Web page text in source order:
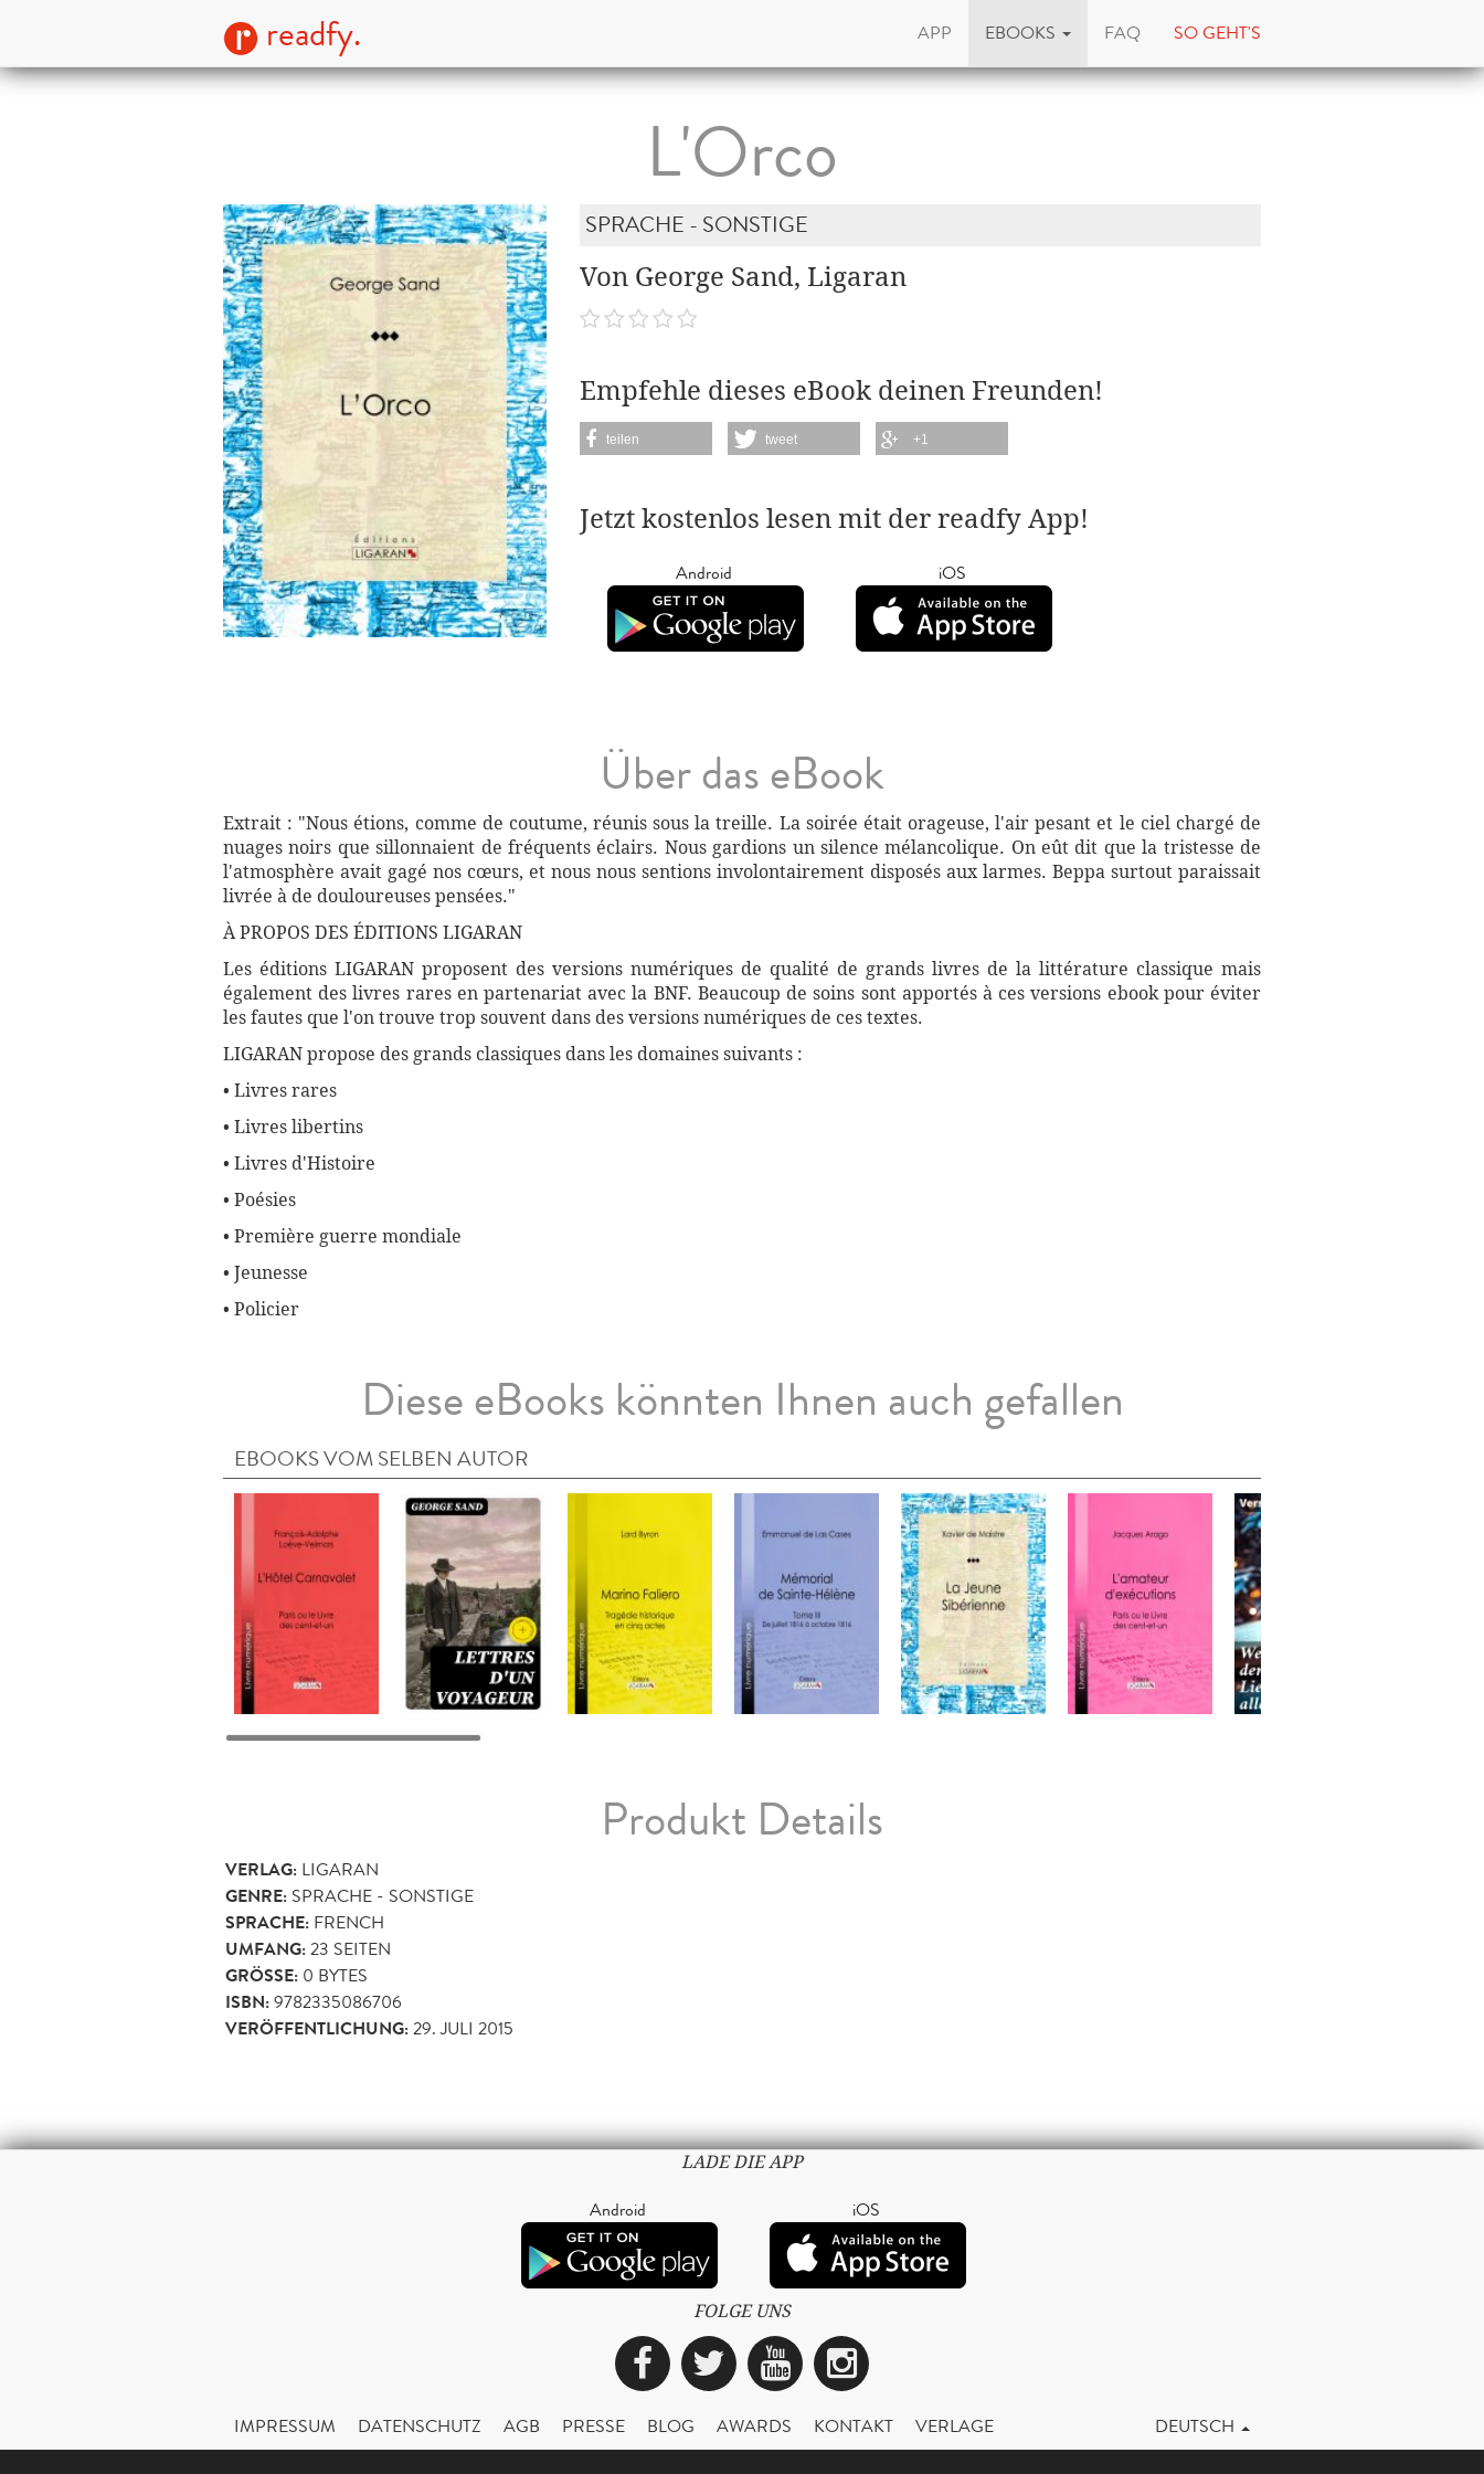
readfy. APP EBOOKS FAQ SO GEHT'S
L'Orco
SPRACHE - SONSTIGE
Von George Sand, Ligaran
Empfehle dieses eBook deinen Freunden!
teilen tweet +1
Jetzt kostenlos lesen mit der readfy App!
Android iOS
Über das eBook
Extrait : "Nous étions, comme de coutume, réunis sous la treille. La soirée était orageuse, l'air pesant et le ciel chargé de
nuages noirs que sillonnaient de fréquents éclairs. Nous gardions un silence mélancolique. On eût dit que la tristesse de
l'atmosphère avait gagé nos cœurs, et nous nous sentions involontairement disposés aux larmes. Beppa surtout paraissait
livrée à de douloureuses pensées."
À PROPOS DES ÉDITIONS LIGARAN
Les éditions LIGARAN proposent des versions numériques de qualité de grands livres de la littérature classique mais
également des livres rares en partenariat avec la BNF. Beaucoup de soins sont apportés à ces versions ebook pour éviter
les fautes que l'on trouve trop souvent dans des versions numériques de ces textes.
LIGARAN propose des grands classiques dans les domaines suivants :
• Livres rares
• Livres libertins
• Livres d'Histoire
• Poésies
• Première guerre mondiale
• Jeunesse
• Policier
Diese eBooks könnten Ihnen auch gefallen
EBOOKS VOM SELBEN AUTOR
Produkt Details
VERLAG: LIGARAN
GENRE: SPRACHE - SONSTIGE
SPRACHE: FRENCH
UMFANG:23 SEITEN
GRÖSSE: 0 BYTES
ISBN:9782335086706
VERÖFFENTLICHUNG:29. JULI 2015
LADE DIE APP
Android iOS
FOLGE UNS
Facebook
TwitterYouTubeInstagram
IMPRESSUM DATENSCHUTZ AGB PRESSE BLOG AWARDS KONTAKT VERLAGE DEUTSCH